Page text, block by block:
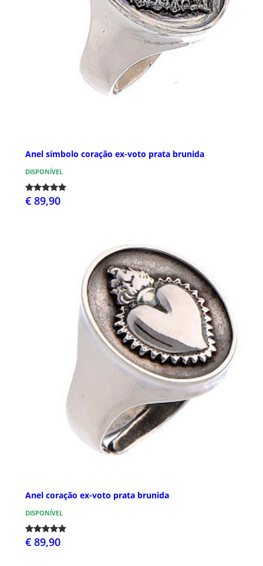
Anel símbolo coração ex-voto prata brunida
DISPONÍVEL
€ 89,90
Anel coração ex-voto prata brunida
DISPONÍVEL
€ 89,90